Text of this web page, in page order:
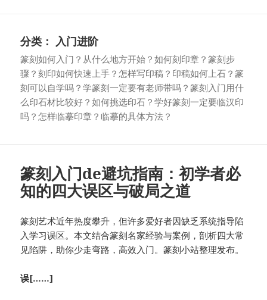
分类： 入门进阶
篆刻如何入门？从什么地方开始？如何刻印章？篆刻步
骤？刻印如何快速上手？怎样写印稿？印稿如何上石？篆
刻可以自学吗？学篆刻一定要有老师带吗？篆刻入门用什
么印石材比较好？如何挑选印石？学好篆刻一定要临汉印
吗？怎样临摹印章？临摹的具体方法？
篆刻入门de避坑指南：初学者必
知的四大误区与破局之道
篆刻艺术近年热度攀升，但许多爱好者因缺乏系统指导陷
入学习误区。本文结合篆刻名家经验与案例，剖析四大常
见陷阱，助你少走弯路，高效入门。篆刻小站整理发布。
误[……]